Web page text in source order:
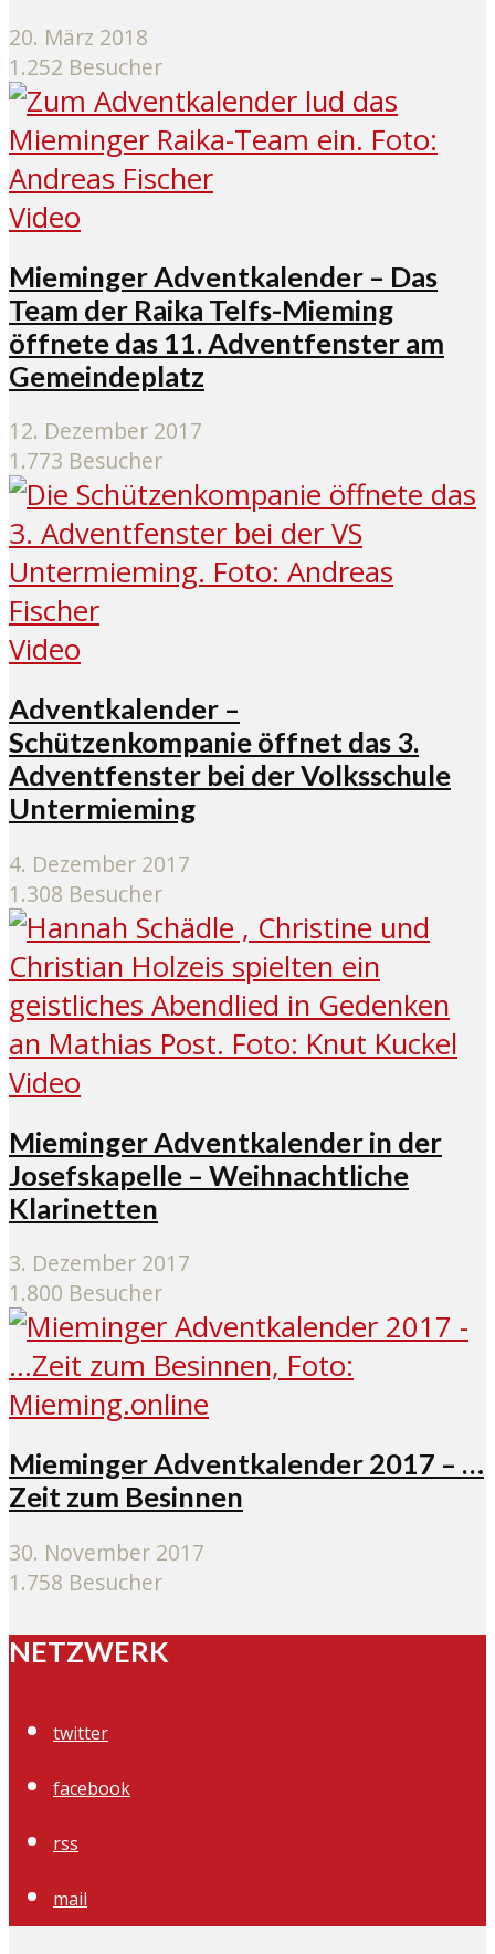
20. März 2018
1.252 Besucher
Video
Mieminger Adventkalender – Das
Team der Raika Telfs-Mieming
öffnete das 11. Adventfenster am
Gemeindeplatz
12. Dezember 2017
1.773 Besucher
Video
Adventkalender –
Schützenkompanie öffnet das 3.
Adventfenster bei der Volksschule
Untermieming
4. Dezember 2017
1.308 Besucher
Video
Mieminger Adventkalender in der
Josefskapelle – Weihnachtliche
Klarinetten
3. Dezember 2017
1.800 Besucher
Mieminger Adventkalender 2017 – …
Zeit zum Besinnen
30. November 2017
1.758 Besucher
NETZWERK
twitter
facebook
rss
mail